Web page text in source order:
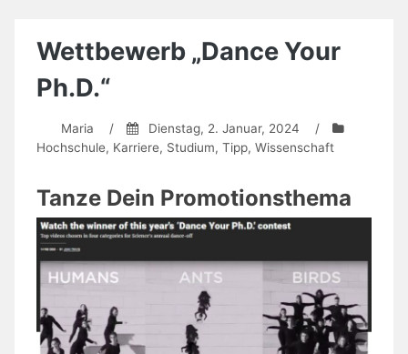
Wettbewerb „Dance Your
Ph.D.“
Maria / Dienstag, 2. Januar, 2024
/
Hochschule, Karriere, Studium, Tipp, Wissenschaft
Tanze Dein Promotionsthema